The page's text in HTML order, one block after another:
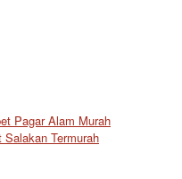
Pagar Alam Murah
Termurah